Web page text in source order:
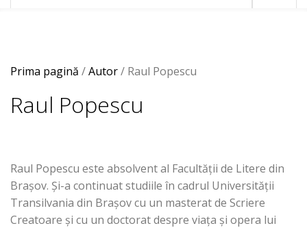
Prima pagină /Autor/ Raul Popescu
Raul Popescu
Raul Popescu este absolvent al Facultății de Litere din
Brașov. Și-a continuat studiile în cadrul Universității
Transilvania din Brașov cu un masterat de Scriere
Creatoare și cu un doctorat despre viața și opera lui